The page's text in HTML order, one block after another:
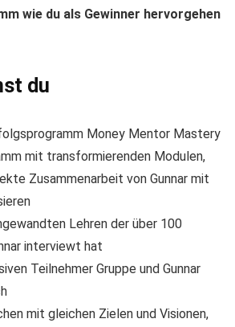
wie du als Gewinner hervorgehen
du
Money Mentor Mastery
mit transformierenden Modulen,
Zusammenarbeit von Gunnar mit
Lehren der über 100
interviewt hat
Teilnehmer Gruppe und Gunnar
mit gleichen Zielen und Visionen,